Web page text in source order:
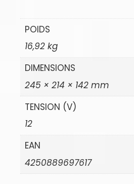
POIDS
16,92 kg
DIMENSIONS
245 × 214 × 142 mm
TENSION (V)
12
EAN
4250889697617